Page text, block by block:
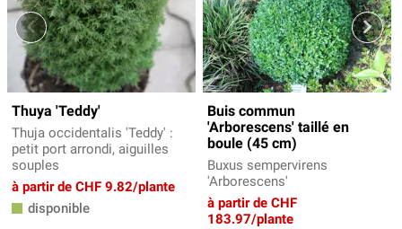
Thuya 'Teddy'
Thuja occidentalis 'Teddy' :
petit port arrondi, aiguilles
souples
à partir de CHF 9.82/plante
disponible
Buis commun
'Arborescens' taillé en
boule (45 cm)
Buxus sempervirens
'Arborescens'
à partir de CHF
183.97/plante